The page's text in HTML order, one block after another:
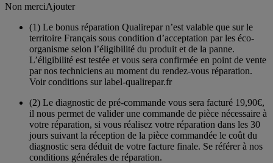
Non merciAjouter
(1) Le bonus réparation Qualirepar n’est valable que sur le
territoire Français sous condition d’acceptation par les éco-
organisme selon l’éligibilité du produit et de la panne.
L’éligibilité est testée et vous sera confirmée en point de vente
par nos techniciens au moment du rendez-vous réparation.
Voir conditions sur label-qualirepar.fr
(2) Le diagnostic de pré-commande vous sera facturé 19,90€,
il nous permet de valider une commande de pièce nécessaire à
votre réparation, si vous réalisez votre réparation dans les 30
jours suivant la réception de la pièce commandée le coût du
diagnostic sera déduit de votre facture finale. Se référer à nos
conditions générales de réparation.